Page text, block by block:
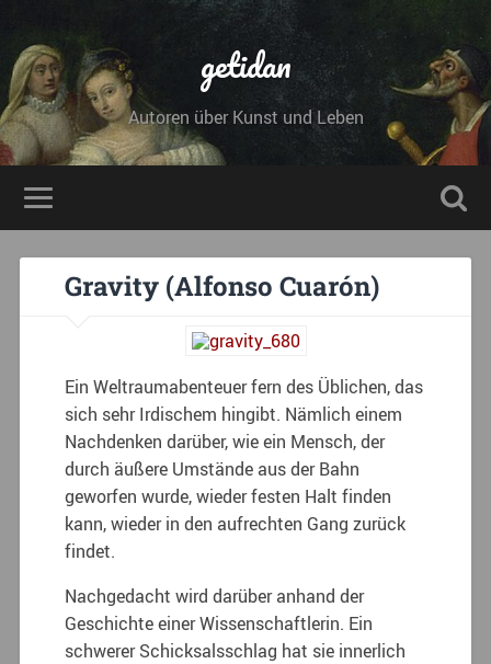
getidan
Autoren über Kunst und Leben
Gravity (Alfonso Cuarón)
Ein Weltraumabenteuer fern des Üblichen, das
sich sehr Irdischem hingibt. Nämlich einem
Nachdenken darüber, wie ein Mensch, der
durch äußere Umstände aus der Bahn
geworfen wurde, wieder festen Halt finden
kann, wieder in den aufrechten Gang zurück
findet.
Nachgedacht wird darüber anhand der
Geschichte einer Wissenschaftlerin. Ein
schwerer Schicksalsschlag hat sie innerlich